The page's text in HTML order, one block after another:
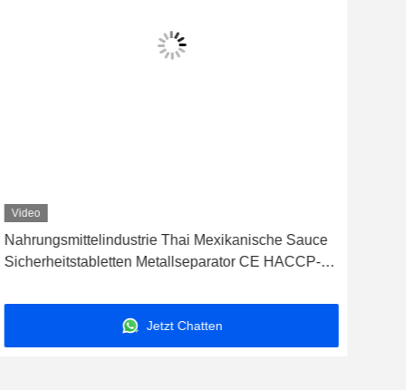
Video
Nahrungsmittelindustrie Thai Mexikanische Sauce
Sicherheitstabletten Metallseparator CE HACCP-
Jetzt Chatten